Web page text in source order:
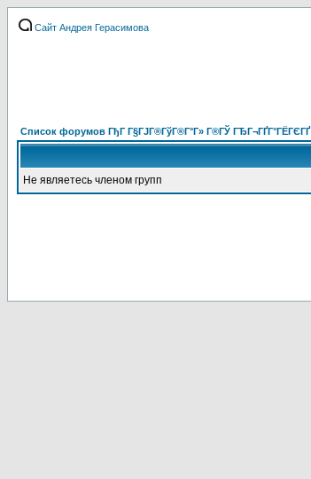
Сайт Андрея Герасимова
Список форумов ГђГ Г§ГЈГ®ГўГ®Г°Г» Г®ГЎ ГЂГ¬ГҐГ°ГЁГЄГҐ
Не являетесь членом групп